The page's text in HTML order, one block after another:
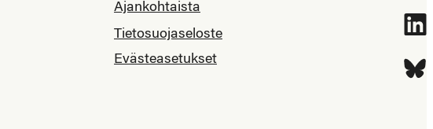
Ajankohtaista
Tietosuojaseloste
Evästeasetukset